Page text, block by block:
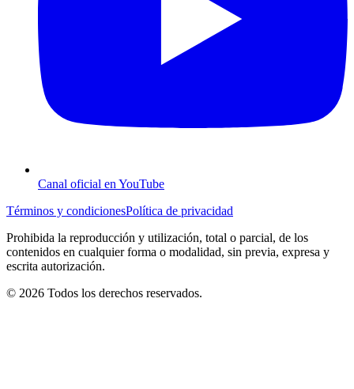
Canal oficial en YouTube
Términos y condicionesPolítica de privacidad
Prohibida la reproducción y utilización, total o parcial, de los
contenidos en cualquier forma o modalidad, sin previa, expresa y
escrita autorización.
© 2026 Todos los derechos reservados.